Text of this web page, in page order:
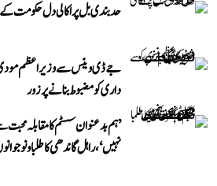
حد بندی بل پر اکالی دل حکومت
جے ڈی وینس سے وزیر اعظم
داری کو مضبوط بنانے پر زور
’ہم بدعنوان سسٹم کا مقابلہ
نہیں‘، راہل گاندھی کا طلبا و